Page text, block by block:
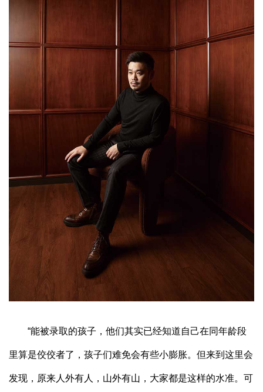
“能被录取的孩子，他们其实已经知道自己在同年龄段
里算是佼佼者了，孩子们难免会有些小膨胀。但来到这里会
发现，原来人外有人，山外有山，大家都是这样的水准。可